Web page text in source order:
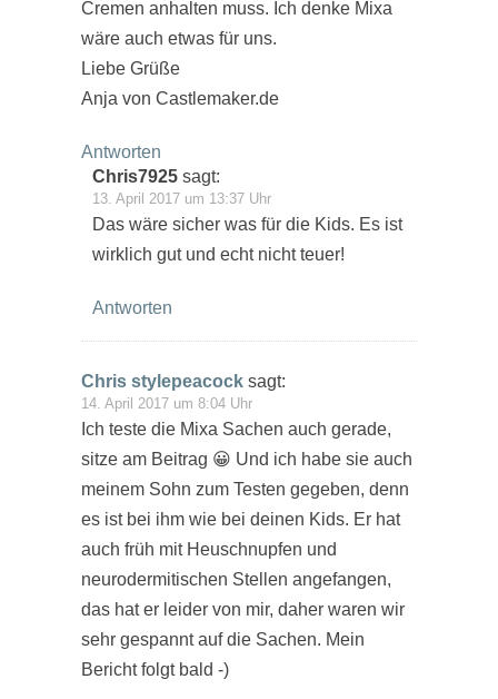
Cremen anhalten muss. Ich denke Mixa
wäre auch etwas für uns.
Liebe Grüße
Anja von Castlemaker.de
Antworten
Chris7925 sagt:
13. April 2017 um 13:37 Uhr
Das wäre sicher was für die Kids. Es ist
wirklich gut und echt nicht teuer!
Antworten
Chris stylepeacock sagt:
14. April 2017 um 8:04 Uhr
Ich teste die Mixa Sachen auch gerade,
sitze am Beitrag 😀 Und ich habe sie auch
meinem Sohn zum Testen gegeben, denn
es ist bei ihm wie bei deinen Kids. Er hat
auch früh mit Heuschnupfen und
neurodermitischen Stellen angefangen,
das hat er leider von mir, daher waren wir
sehr gespannt auf die Sachen. Mein
Bericht folgt bald -)